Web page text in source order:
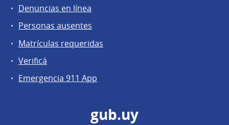
Denuncias en línea
Personas ausentes
Matrículas requeridas
Verificá
Emergencia 911 App
gub.uy